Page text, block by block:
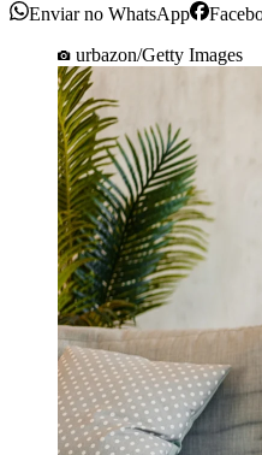
Enviar no WhatsApp
urbazon/Getty Images